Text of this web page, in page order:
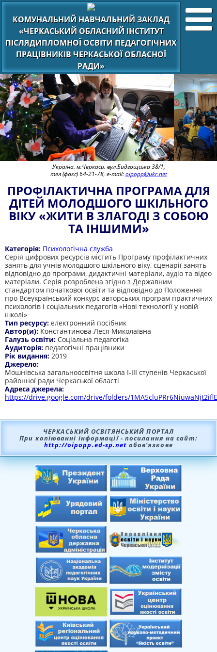
КОМУНАЛЬНИЙ НАВЧАЛЬНИЙ ЗАКЛАД
«ЧЕРКАСЬКИЙ ОБЛАСНИЙ ІНСТИТУТ
ПІСЛЯДИПЛОМНОЇ ОСВІТИ ПЕДАГОГІЧНИХ
ПРАЦІВНИКІВ ЧЕРКАСЬКОЇ ОБЛАСНОЇ
РАДИ»
Україна. м.Черкаси. вул.Бидгощська 38/1,
тел (факс) 64-21-78, e-mail:oipopp@ukr.net
ПРОФІЛАКТИЧНА ПРОГРАМА ДЛЯ
ДІТЕЙ МОЛОДШОГО ШКІЛЬНОГО
ВІКУ «ЖИТИ В ЗЛАГОДІ З СОБОЮ
ТА ІНШИМИ»
Категорія: Психологічна служба
Серія цифрових ресурсів містить Програму профілактичних
занять для учнів молодшого шкільного віку, сценарії занять
відповідно до програми, дидактичні матеріали, аудіо та відео
матеріали. Серія розроблена згідно з Державним
стандартом початкової освіти та відповідно до Положення
про Всеукраїнський конкурс авторських програм практичних
психологів і соціальних педагогів «Нові технології у новій
школі»
Тип ресурсу: електронний посібник
Автор(и): Константинова Леся Миколаївна
Галузь освіти: Соціальна педагогіка
Аудиторія: педагогічні працівники
Рік видання: 2019
Джерело:
Мошнівська загальноосвітня школа І-ІІІ ступенів Черкаської
районної ради Черкаської області
Адреса джерела:
https://drive.google.com/drive/folders/
ЧЕРКАСЬКИЙ ОСВІТЯНСЬКИЙ ПОРТАЛ
При копіюванні інформації - посилання на сайт:
http://oipopp.ed-sp.net обов’язкове